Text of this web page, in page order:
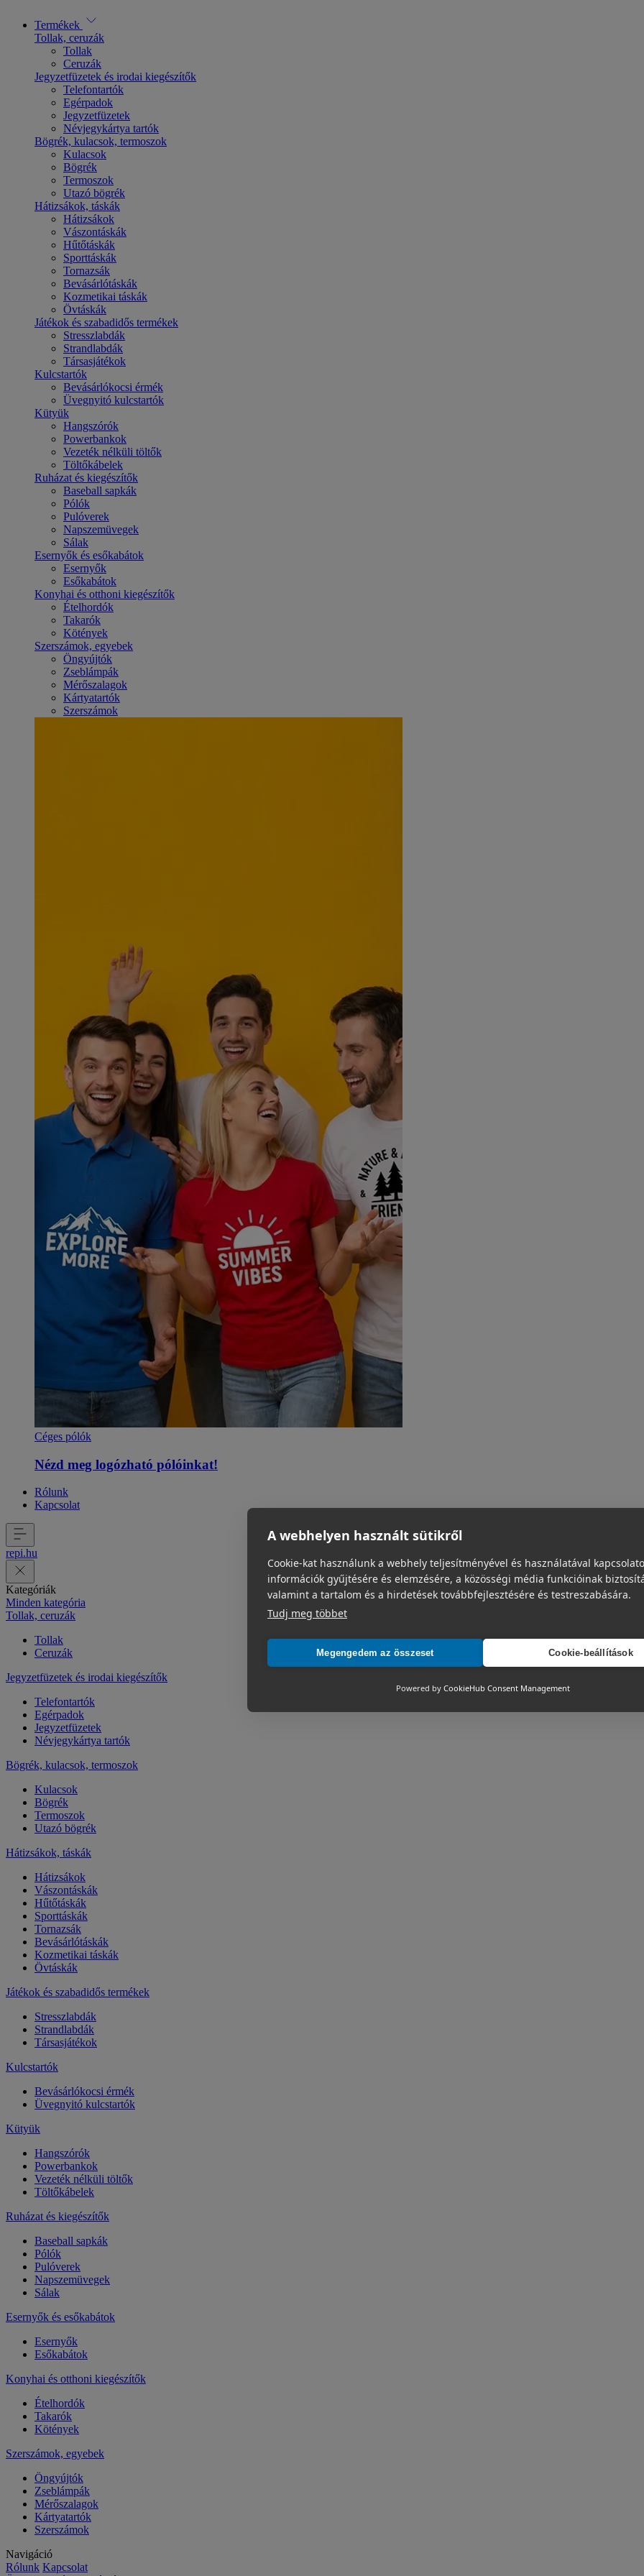
A webhelyen használt sütikről
Cookie-kat használunk a webhely teljesítményével és használatával
információk gyűjtésére és elemzésére, a közösségi média funkcióinak
valamint a tartalom és a hirdetések továbbfejlesztésére és testreszabására.
Tudj meg többet
Megengedem az összeset Cookie-beállítások
Powered by CookieHub Consent Management
Termékek
Tollak, ceruzák
Tollak
Ceruzák
Jegyzetfüzetek és irodai kiegészítők
Telefontartók
Egérpadok
Jegyzetfüzetek
Névjegykártya tartók
Bögrék, kulacsok, termoszok
Kulacsok
Bögrék
Termoszok
Utazó bögrék
Hátizsákok, táskák
Hátizsákok
Vászontáskák
Hűtőtáskák
Sporttáskák
Tornazsák
Bevásárlótáskák
Kozmetikai táskák
Övtáskák
Játékok és szabadidős termékek
Stresszlabdák
Strandlabdák
Társasjátékok
Kulcstartók
Bevásárlókocsi érmék
Üvegnyitó kulcstartók
Kütyük
Hangszórók
Powerbankok
Vezeték nélküli töltők
Töltőkábelek
Ruházat és kiegészítők
Baseball sapkák
Pólók
Pulóverek
Napszemüvegek
Sálak
Esernyők és esőkabátok
Esernyők
Esőkabátok
Konyhai és otthoni kiegészítők
Ételhordók
Takarók
Kötények
Szerszámok, egyebek
Öngyújtók
Zseblámpák
Mérőszalagok
Kártyatartók
Szerszámok
Céges pólók
Nézd meg logózható pólóinkat!
Rólunk
Kapcsolat
repi.hu
Kategóriák
Minden kategória
Tollak, ceruzák
Tollak
Ceruzák
Jegyzetfüzetek és irodai kiegészítők
Telefontartók
Egérpadok
Jegyzetfüzetek
Névjegykártya tartók
Bögrék, kulacsok, termoszok
Kulacsok
Bögrék
Termoszok
Utazó bögrék
Hátizsákok, táskák
Hátizsákok
Vászontáskák
Hűtőtáskák
Sporttáskák
Tornazsák
Bevásárlótáskák
Kozmetikai táskák
Övtáskák
Játékok és szabadidős termékek
Stresszlabdák
Strandlabdák
Társasjátékok
Kulcstartók
Bevásárlókocsi érmék
Üvegnyitó kulcstartók
Kütyük
Hangszórók
Powerbankok
Vezeték nélküli töltők
Töltőkábelek
Ruházat és kiegészítők
Baseball sapkák
Pólók
Pulóverek
Napszemüvegek
Sálak
Esernyők és esőkabátok
Esernyők
Esőkabátok
Konyhai és otthoni kiegészítők
Ételhordók
Takarók
Kötények
Szerszámok, egyebek
Öngyújtók
Zseblámpák
Mérőszalagok
Kártyatartók
Szerszámok
Navigáció
Rólunk Kapcsolat